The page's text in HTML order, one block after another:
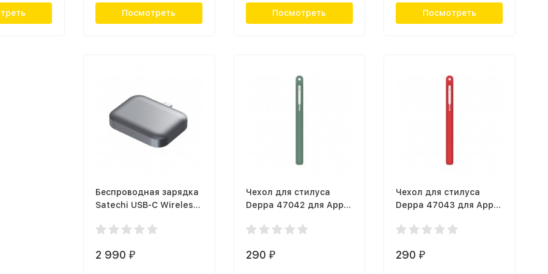
Посмотреть Посмотреть Посмотреть
Беспроводная зарядка
Satechi USB-C Wireless
AirPods
2 990 ₽
Чехол для стилуса
Deppa 47042 для Apple
290 ₽
Чехол для стилуса
Deppa 47043 для Apple
красный
290₽